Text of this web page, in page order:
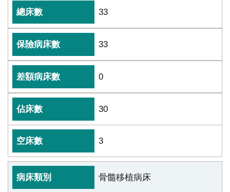
33
33
0
30
3
骨髓移植病床